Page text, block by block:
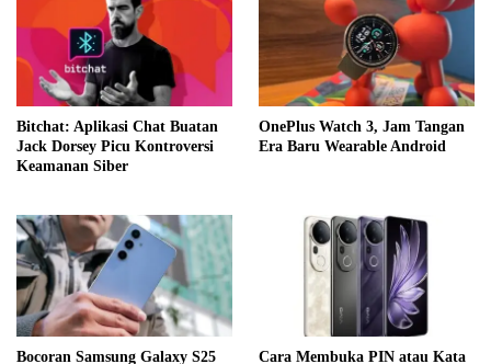
Bitchat: Aplikasi Chat Buatan
Jack Dorsey Picu Kontroversi
Keamanan Siber
OnePlus Watch 3, Jam Tangan
Era Baru Wearable Android
Bocoran Samsung Galaxy S25 Cara Membuka PIN atau Kata